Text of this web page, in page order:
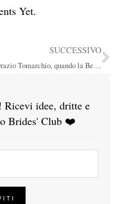
Yet.
SUCCESSIVO
Orazio Tomarchio, quando la Bellezza è una devozione
idee, dritte e
Brides' Club ❤️